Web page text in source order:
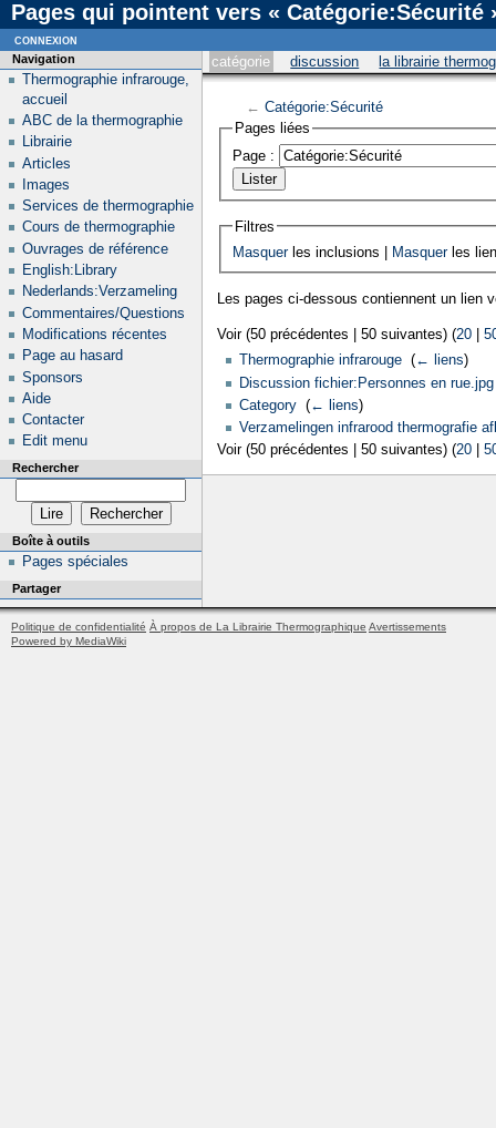
Pages qui pointent vers « Catégorie:Sécurité
catégorie discussion la librairie
← Catégorie:Sécurité
Pages liées
Page :
Filtres
Masquerles inclusions | Masquerles
Les pages ci-dessous contiennent un lien
Voir (50 précédentes | 50 suivantes) (20
Thermographie infrarouge‎ (← liens)
Discussion fichier:Personnes en rue.jpg
Category‎ (← liens)
Verzamelingen infrarood thermografie
Voir (50 précédentes | 50 suivantes) (20
Navigation
Thermographie infrarouge,
accueil
ABC de la thermographie
Librairie
Articles
Images
Services de thermographie
Cours de thermographie
Ouvrages de référence
English:Library
Nederlands:Verzameling
Commentaires/Questions
Modifications récentes
Page au hasard
Sponsors
Aide
Contacter
Edit menu
Rechercher
Boîte à outils
Pages spéciales
Partager
connexion
Politique de confidentialité À propos de La Librairie Thermographique Avertissements
Powered by MediaWiki